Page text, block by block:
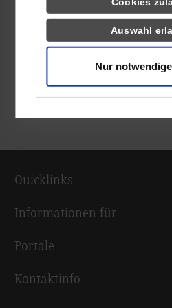
Auswahl
Nur
Platz 8, in Barcelona Platz 11. In
zum Saisonabschluss einen
Auch das Design und der Business
Engineering Team unter die Top 3.
Studierende, die selbst Teil des
Quicklinks
Informationen für
Portale
Kontaktinfo